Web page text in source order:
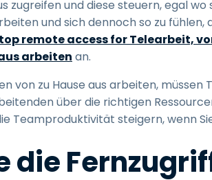
zugreifen und diese steuern, egal
und sich dennoch so zu
remote access for Telearbeit,
arbeiten an.
von zu Hause aus arbeiten,
über die richtigen
Teamproduktivität steigern, wenn
die